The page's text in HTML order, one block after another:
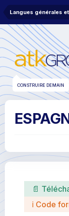
CONSTRUIRE DEMAIN
📄
ℹ Code